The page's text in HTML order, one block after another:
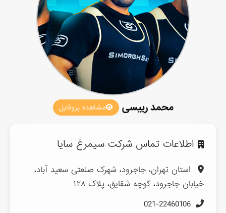
محمد رییسی مشاهده پروفایل
اطلاعات تماس شرکت سیمرغ سایا
استان تهران، جاجرود، شهرک صنعتی سعید آباد،
خیابان جاجرود، کوچه شقایق، پلاک ۱۲۸